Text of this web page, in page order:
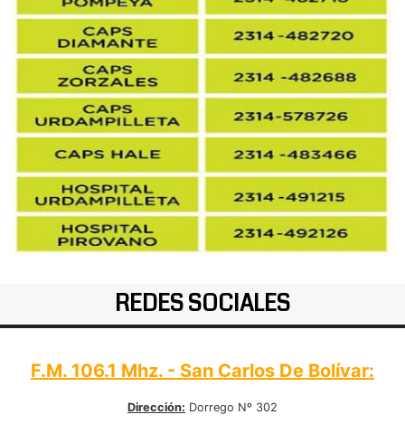
REDES SOCIALES
F.M. 106.1 Mhz. - San Carlos De Bolívar:
Dirección: Dorrego Nº 302